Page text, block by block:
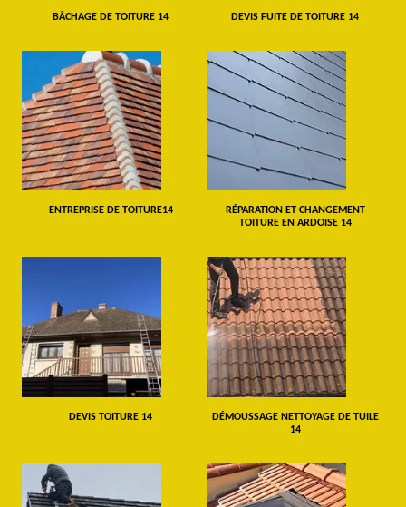
BÂCHAGE DE TOITURE 14 DEVIS FUITE DE TOITURE 14
ENTREPRISE DE TOITURE14
RÉPARATION ET CHANGEMENT
TOITURE EN ARDOISE 14
DEVIS TOITURE 14
DÉMOUSSAGE NETTOYAGE DE TUILE
14